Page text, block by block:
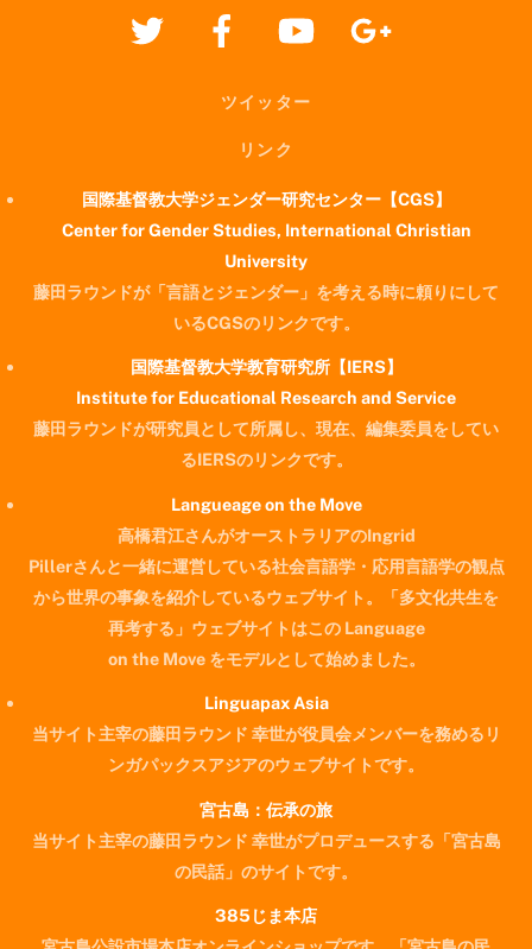
ツイッター
リンク
国際基督教大学ジェンダー研究センター【CGS】
Center for Gender Studies, International Christian
University
藤田ラウンドが「言語とジェンダー」を考える時に頼りにして
いるCGSのリンクです。
国際基督教大学教育研究所【IERS】
Institute for Educational Research and Service
藤田ラウンドが研究員として所属し、現在、編集委員をしてい
るIERSのリンクです。
Langueage on the Move
高橋君江さんがオーストラリアのIngrid
Pillerさんと一緒に運営している社会言語学・応用言語学の観点
から世界の事象を紹介しているウェブサイト。「多文化共生を
再考する」ウェブサイトはこの Language
on the Move をモデルとして始めました。
Linguapax Asia
当サイト主宰の藤田ラウンド 幸世が役員会メンバーを務めるリ
ンガパックスアジアのウェブサイトです。
宮古島：伝承の旅
当サイト主宰の藤田ラウンド 幸世がプロデュースする「宮古島
の民話」のサイトです。
385じま本店